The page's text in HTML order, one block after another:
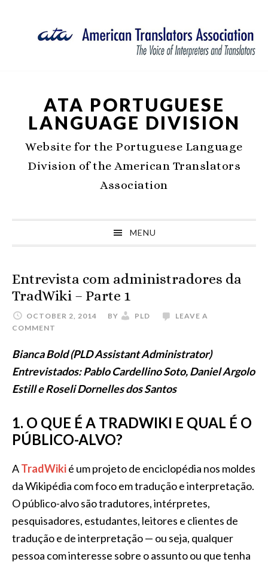
ATA PORTUGUESE
LANGUAGE DIVISION
Website for the Portuguese Language
Division of the American Translators
Association
MENU
Entrevista com administradores da
TradWiki – Parte 1
OCTOBER 2, 2014 BY PLD
LEAVE A
COMMENT
Bianca Bold (PLD Assistant Administrator)
Entrevistados: Pablo Cardellino Soto, Daniel Argolo
Estill e Roseli Dornelles dos Santos
1. O QUE É A TRADWIKI E QUAL É O
PÚBLICO-ALVO?
ATradWikié um projeto de enciclopédia nos moldes
da Wikipédia com foco em tradução e interpretação.
O público-alvo são tradutores, intérpretes,
pesquisadores, estudantes, leitores e clientes de
tradução e de interpretação — ou seja, qualquer
pessoa com interesse sobre o assunto ou que tenha